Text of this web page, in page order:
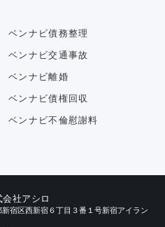
ベンナビ債務整理
ベンナビ交通事故
ベンナビ離婚
ベンナビ債権回収
ベンナビ不倫慰謝料
社アシロ
宿区西新宿６丁目３番１号新宿アイラン